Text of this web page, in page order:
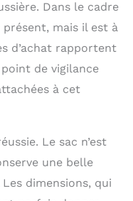
téléphone
cartes
+ 1
stylo + 1
à lèvres + 1
mousqueton
Extérieure
avec une
le célèbre chat
et est livré
sac anti-
Dans le cadre
mais il est à
d’achat rapportent
de vigilance
à cet
Le sac n’est
une belle
dimensions, qui